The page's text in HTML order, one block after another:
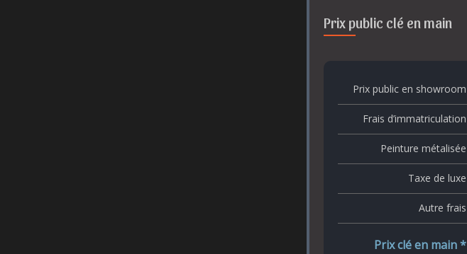
Prix public clé en main
Prix public en showroom
Frais d’immatriculation
Peinture métalisée
Taxe de luxe
Autre frais
Prix clé en main *